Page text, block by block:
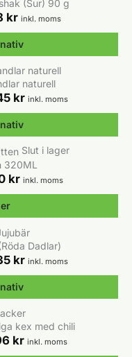
(Sur) 90 g
krDet
priset
är:
19,98 kr.
inkl. moms
naturell
krPrisintervall:
195,45 kr
inkl. moms
Slut i lager
320ML
krDet
är:
34,00 kr.
inkl. moms
Dadlar)
krPrisintervall:
179,35 kr
inkl. moms
kex med chili
krPrisintervall:
inkl. moms